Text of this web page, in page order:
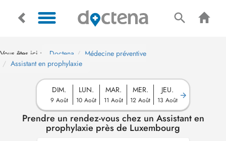
Vous êtes ici : Doctena
Médecine préventive
Assistant en prophylaxie
DIM.
9 Août
LUN.
10 Août
MAR.
11 Août
MER.
12 Août
JEU.
13 Août
Prendre un rendez-vous chez un Assistant en
prophylaxie près de Luxembourg